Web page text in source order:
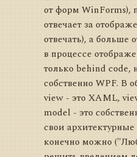
от форм WinForms),
отвечает за
отвечать), а больше
в процессе
только behind code,
собственно WPF. В
view - это XAML,
model - это
свои
конечно можно